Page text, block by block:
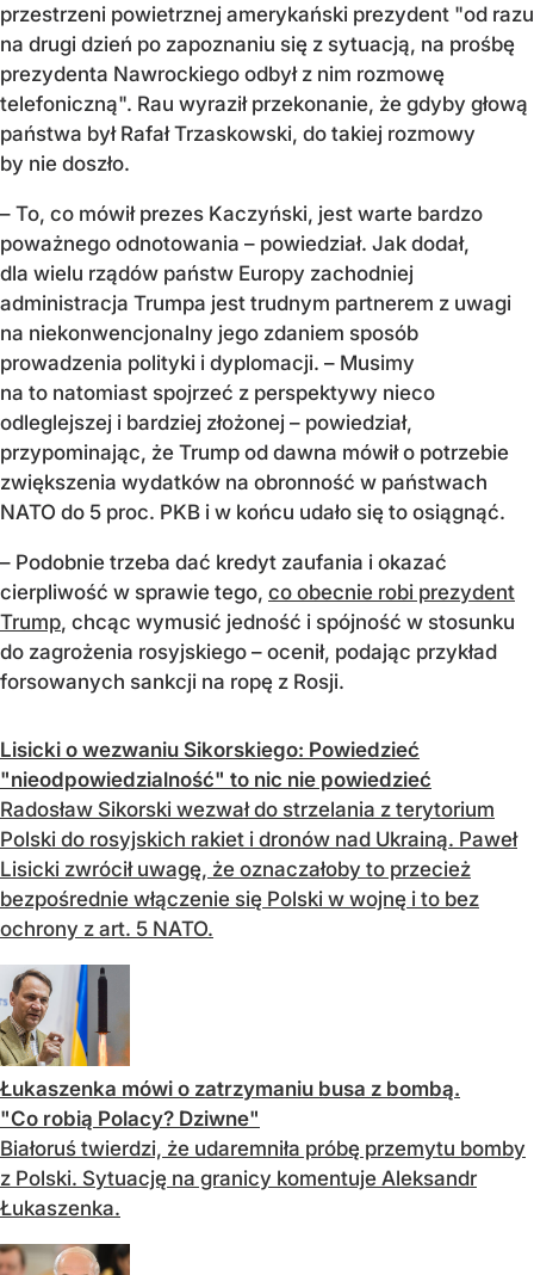
przestrzeni powietrznej amerykański prezydent "od razu
na drugi dzień po zapoznaniu się z sytuacją, na prośbę
prezydenta Nawrockiego odbył z nim rozmowę
telefoniczną". Rau wyraził przekonanie, że gdyby głową
państwa był Rafał Trzaskowski, do takiej rozmowy
by nie doszło.
– To, co mówił prezes Kaczyński, jest warte bardzo
poważnego odnotowania – powiedział. Jak dodał,
dla wielu rządów państw Europy zachodniej
administracja Trumpa jest trudnym partnerem z uwagi
na niekonwencjonalny jego zdaniem sposób
prowadzenia polityki i dyplomacji. – Musimy
na to natomiast spojrzeć z perspektywy nieco
odleglejszej i bardziej złożonej – powiedział,
przypominając, że Trump od dawna mówił o potrzebie
zwiększenia wydatków na obronność w państwach
NATO do 5 proc. PKB i w końcu udało się to osiągnąć.
– Podobnie trzeba dać kredyt zaufania i okazać
cierpliwość w sprawie tego, co obecnie robi prezydent
Trump, chcąc wymusić jedność i spójność w stosunku
do zagrożenia rosyjskiego – ocenił, podając przykład
forsowanych sankcji na ropę z Rosji.
Lisicki o wezwaniu Sikorskiego: Powiedzieć
"nieodpowiedzialność" to nic nie powiedzieć
Radosław Sikorski wezwał do strzelania z terytorium
Polski do rosyjskich rakiet i dronów nad Ukrainą. Paweł
Lisicki zwrócił uwagę, że oznaczałoby to przecież
bezpośrednie włączenie się Polski w wojnę i to bez
ochrony z art. 5 NATO.
Łukaszenka mówi o zatrzymaniu busa z bombą.
"Co robią Polacy? Dziwne"
Białoruś twierdzi, że udaremniła próbę przemytu bomby
z Polski. Sytuację na granicy komentuje Aleksandr
Łukaszenka.